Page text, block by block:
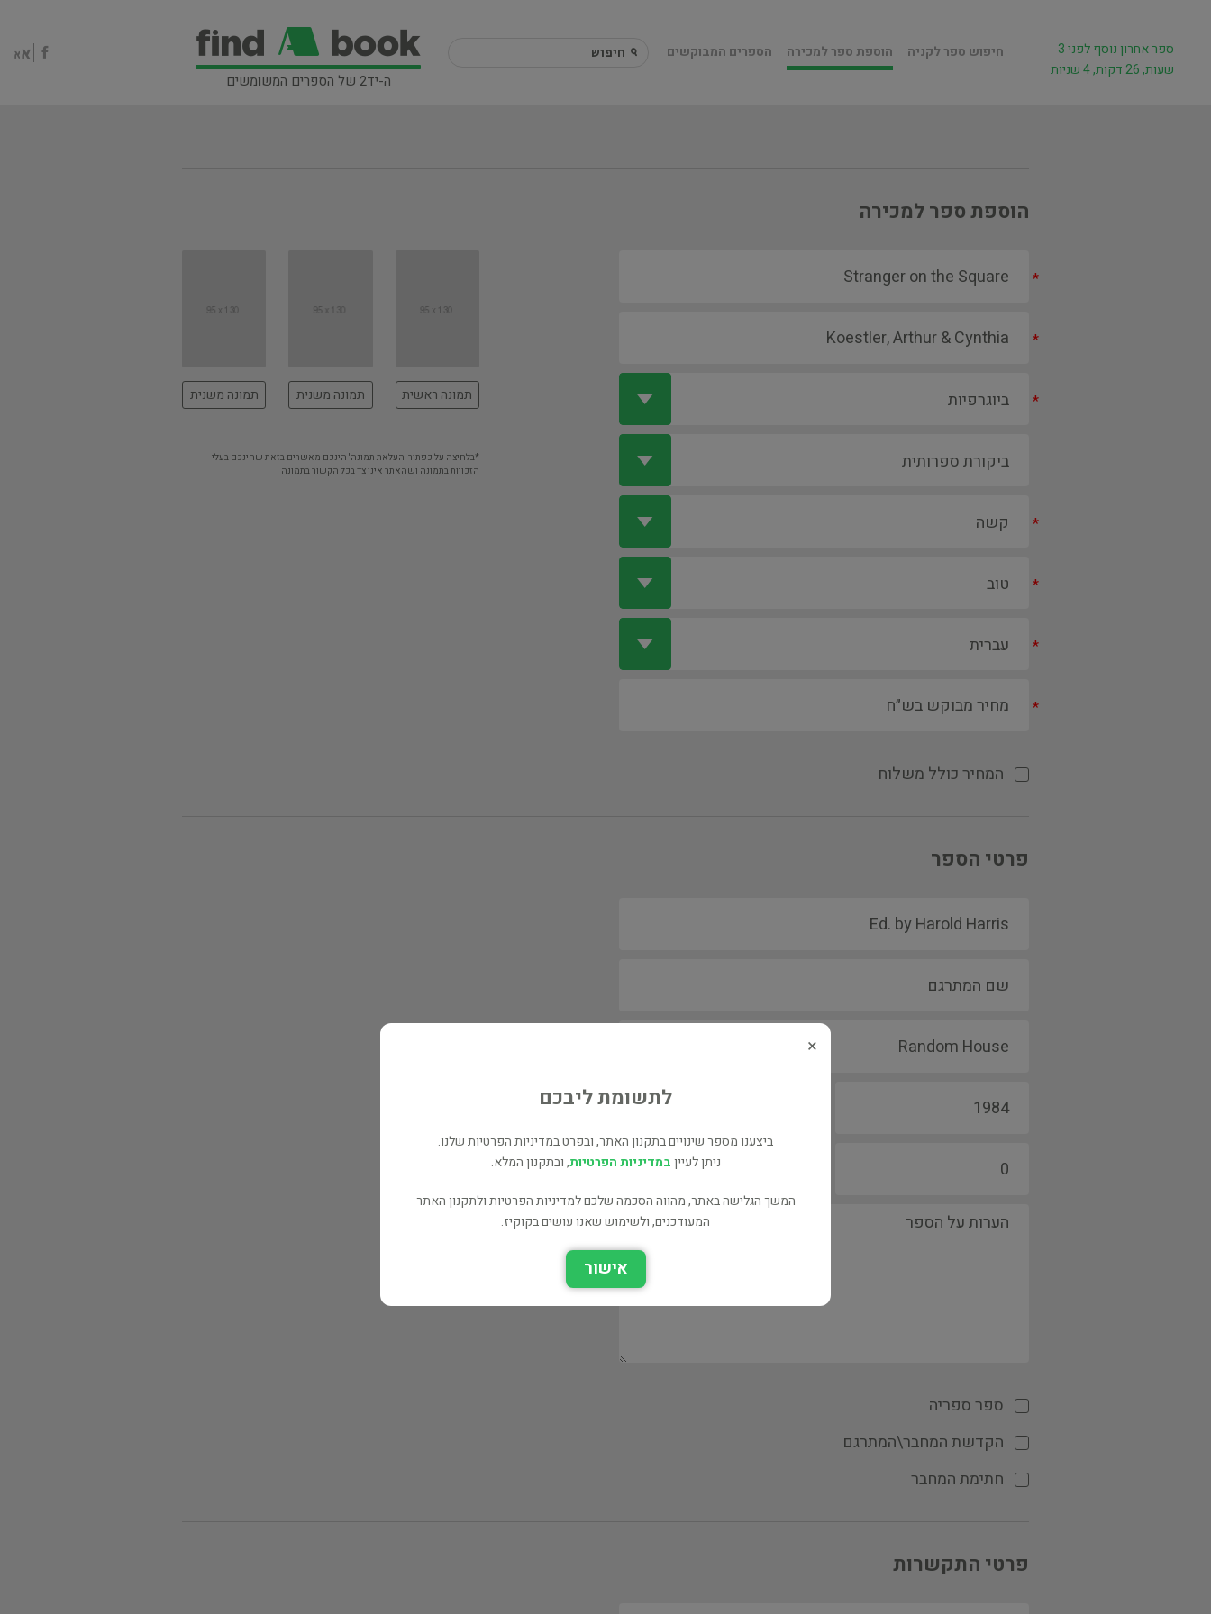
ה-יד2 של הספרים המשומשים
חיפוש ספר לקניה הוספת ספר למכירה הספרים המבוקשים
ספר אחרון נוסף לפני 3
שעות, 26 דקות, 4 שניות
הוספת ספר למכירה
*
*
*
*
*
*
*
המחיר כולל משלוח
תמונה ראשית תמונה משנית תמונה משנית
*בלחיצה על כפתור 'העלאת תמונה' הינכם מאשרים בזאת שהינכם בעלי
הזכויות בתמונה ושהאתר אינו צד בכל הקשור בתמונה
פרטי הספר
ספר ספריה
הקדשת המחבר\המתרגם
חתימת המחבר
פרטי התקשרות
×
לתשומת ליבכם
ביצענו מספר שינויים בתקנון האתר, ובפרט במדיניות הפרטיות שלנו.
ניתן לעייןבמדיניות הפרטיות, ובתקנון המלא.
המשך הגלישה באתר, מהווה הסכמה שלכם למדיניות הפרטיות ולתקנון האתר
המעודכנים, ולשימוש שאנו עושים בקוקיז.
אישור